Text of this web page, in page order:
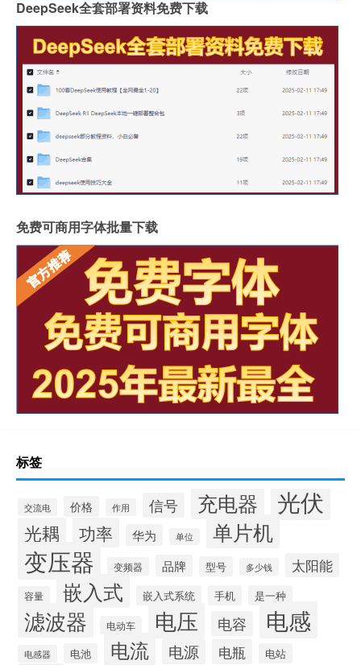
DeepSeek全套部署资料免费下载
免费可商用字体批量下载
标签
交流电 价格 作用 信号 充电器 光伏
光耦 功率 华为 单位 单片机
变压器 变频器 品牌 型号 多少钱 太阳能
容量 嵌入式 嵌入式系统 手机 是一种
滤波器 电动车 电压 电容 电感
电感器 电池 电流 电源 电瓶 电站